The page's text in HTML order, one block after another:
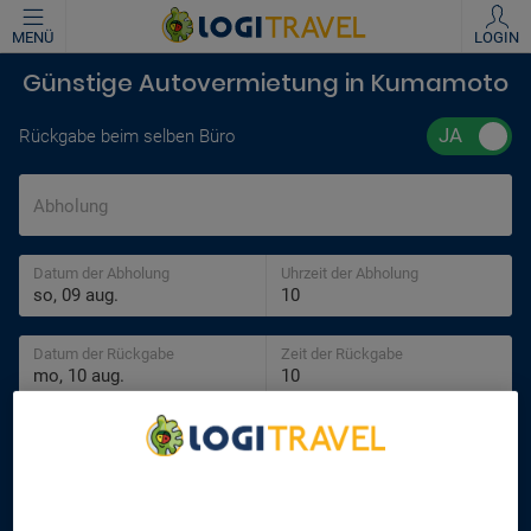
MENÜ LOGIN
Günstige Autovermietung in Kumamoto
Rückgabe beim selben Büro
Abholung
Datum der Abholung Uhrzeit der Abholung
Datum der Rückgabe Zeit der Rückgabe
Alter des Fahrers